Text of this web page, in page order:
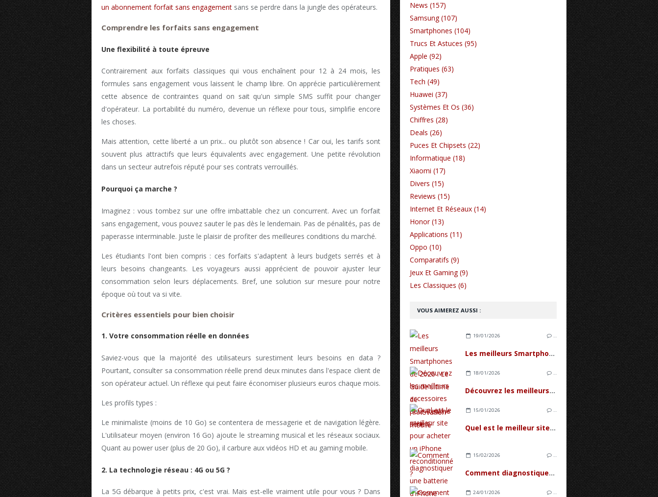
un abonnement forfait sans engagement sans se perdre dans la jungle des opérateurs.
Comprendre les forfaits sans engagement
Une flexibilité à toute épreuve
Contrairement aux forfaits classiques qui vous enchaînent pour 12 à 24 mois, les
formules sans engagement vous laissent le champ libre. On apprécie particulièrement
cette absence de contraintes quand on sait qu'un simple SMS suffit pour changer
d'opérateur. La portabilité du numéro, devenue un réflexe pour tous, simplifie encore
les choses.
Mais attention, cette liberté a un prix... ou plutôt son absence ! Car oui, les tarifs sont
souvent plus attractifs que leurs équivalents avec engagement. Une petite révolution
dans un secteur autrefois réputé pour ses contrats verrouillés.
Pourquoi ça marche ?
Imaginez : vous tombez sur une offre imbattable chez un concurrent. Avec un forfait
sans engagement, vous pouvez sauter le pas dès le lendemain. Pas de pénalités, pas de
paperasse interminable. Juste le plaisir de profiter des meilleures conditions du marché.
Les étudiants l'ont bien compris : ces forfaits s'adaptent à leurs budgets serrés et à
leurs besoins changeants. Les voyageurs aussi apprécient de pouvoir ajuster leur
consommation selon leurs déplacements. Bref, une solution sur mesure pour notre
époque où tout va si vite.
Critères essentiels pour bien choisir
1. Votre consommation réelle en données
Saviez-vous que la majorité des utilisateurs surestiment leurs besoins en data ?
Pourtant, consulter sa consommation réelle prend deux minutes dans l'espace client de
son opérateur actuel. Un réflexe qui peut faire économiser plusieurs euros chaque mois.
Les profils types :
Le minimaliste (moins de 10 Go) se contentera de messagerie et de navigation légère.
L'utilisateur moyen (environ 16 Go) ajoute le streaming musical et les réseaux sociaux.
Quant au power user (plus de 20 Go), il carbure aux vidéos HD et au gaming mobile.
2. La technologie réseau : 4G ou 5G ?
La 5G débarque à petits prix, c'est vrai. Mais est-elle vraiment utile pour vous ? Dans
VOUS AIMEREZ AUSSI :
19/01/2026 …
Les meilleurs Smartphones de 2026 : Le Guide ultime de l'innovation mobile
18/01/2026 …
Découvrez les meilleurs accessoires pour Realme série C
15/01/2026 …
Quel est le meilleur site pour acheter un iPhone reconditionné ?
15/02/2026 …
Comment diagnostiquer une batterie d'iPhone fatiguée et quand la remplacer ?
24/01/2026 …
News (157)
Samsung (107)
Smartphones (104)
Trucs Et Astuces (95)
Apple (92)
Pratiques (63)
Tech (49)
Huawei (37)
Systèmes Et Os (36)
Chiffres (28)
Deals (26)
Puces Et Chipsets (22)
Informatique (18)
Xiaomi (17)
Divers (15)
Reviews (15)
Internet Et Réseaux (14)
Honor (13)
Applications (11)
Oppo (10)
Comparatifs (9)
Jeux Et Gaming (9)
Les Classiques (6)